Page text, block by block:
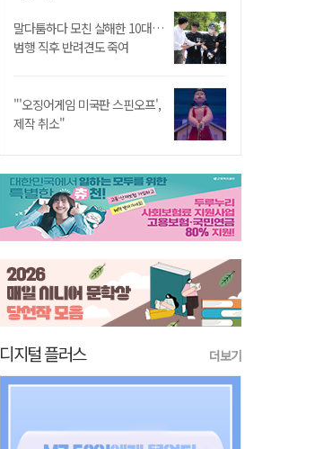
말다툼하다 모친 살해한 10대…
범행 직후 반려견도 죽여
"'오징어게임 미국판 스핀오프',
제작 취소"
디지털 플러스 더보기